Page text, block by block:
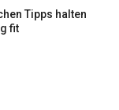
Tipps halten
fit